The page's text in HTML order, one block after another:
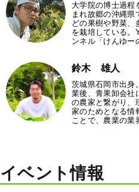
大学院の博士過程
まれ故郷の沖縄県
どの果樹や野菜、
を栽培している。
ンネル「けんゆ
鈴木 雄人
茨城県石岡市出身
業後、青果卸会社
の農家と繋がり、
家のためとなる情
ことで、農業の業
イベント情報